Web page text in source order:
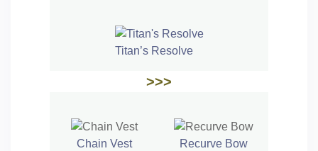
Titan’s Resolve
>>>
Chain Vest Recurve Bow